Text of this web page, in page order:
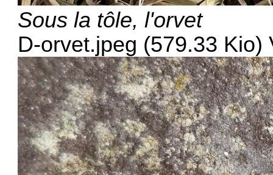
Sous la tôle, l'orvet
D-orvet.jpeg (579.33 Kio)